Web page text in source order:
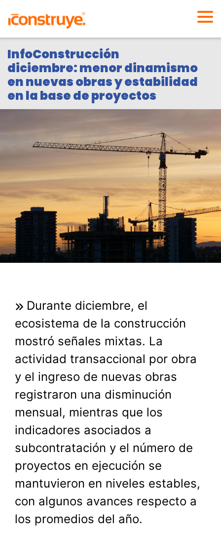
InfoConstrucción
diciembre: menor dinamismo
en nuevas obras y estabilidad
en la base de proyectos
Durante diciembre, el
ecosistema de la construcción
mostró señales mixtas. La
actividad transaccional por obra
y el ingreso de nuevas obras
registraron una disminución
mensual, mientras que los
indicadores asociados a
subcontratación y el número de
proyectos en ejecución se
mantuvieron en niveles estables,
con algunos avances respecto a
los promedios del año.